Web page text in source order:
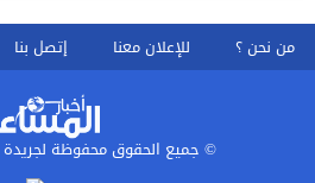
من نحن ؟ للإعلان معنا إتصل بنا
© جميع الحقوق محفوظة لجريدة